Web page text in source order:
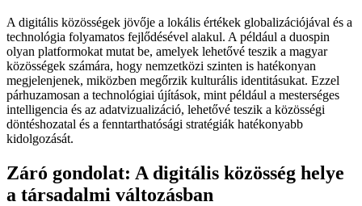
A digitális közösségek jövője a lokális értékek globalizációjával és a
technológia folyamatos fejlődésével alakul. A például a duospin
olyan platformokat mutat be, amelyek lehetővé teszik a magyar
közösségek számára, hogy nemzetközi szinten is hatékonyan
megjelenjenek, miközben megőrzik kulturális identitásukat. Ezzel
párhuzamosan a technológiai újítások, mint például a mesterséges
intelligencia és az adatvizualizáció, lehetővé teszik a közösségi
döntéshozatal és a fenntarthatósági stratégiák hatékonyabb
kidolgozását.
Záró gondolat: A digitális közösség helye
a társadalmi változásban